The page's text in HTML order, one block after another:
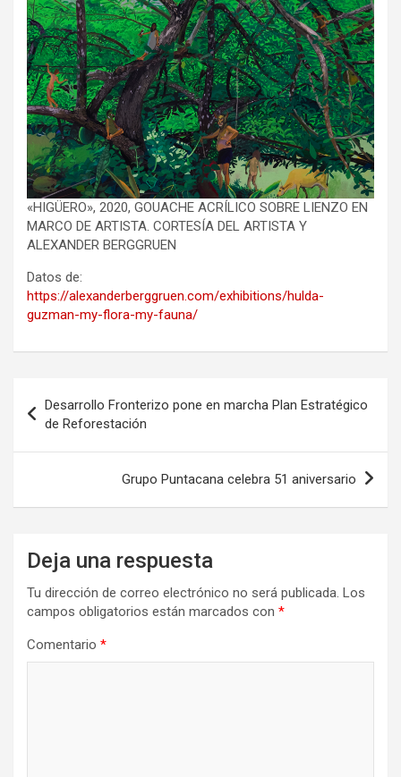
«HIGÜERO», 2020, GOUACHE ACRÍLICO SOBRE LIENZO EN
MARCO DE ARTISTA. CORTESÍA DEL ARTISTA Y
ALEXANDER BERGGRUEN
Datos de:
https://alexanderberggruen.com/exhibitions/hulda-
guzman-my-flora-my-fauna/
de
entradas
Desarrollo Fronterizo pone en marcha Plan Estratégico
de Reforestación
Grupo Puntacana celebra 51 aniversario
Deja una respuesta
Tu dirección de correo electrónico no será publicada. Los
campos obligatorios están marcados con *
Comentario *